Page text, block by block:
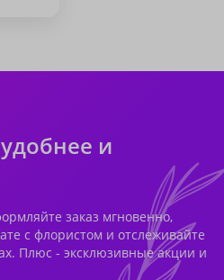
и
заказ мгновенно,
с флористом и отслеживайте
Плюс - эксклюзивные акции и